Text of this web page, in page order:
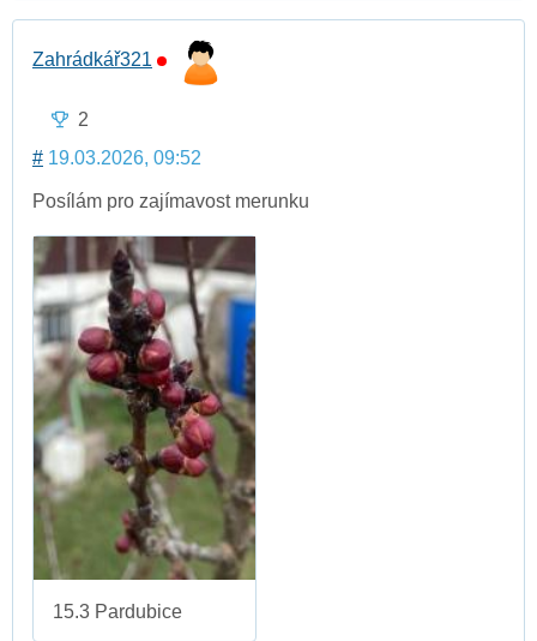
Zahrádkář321
2
# 19.03.2026, 09:52
Posílám pro zajímavost merunku
15.3 Pardubice